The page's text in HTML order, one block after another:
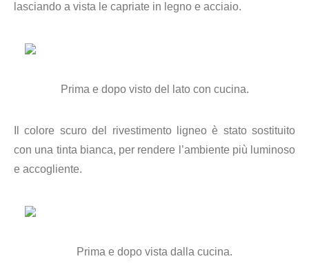
lasciando a vista le capriate in legno e acciaio.
Prima e dopo visto del lato con cucina.
Il colore scuro del rivestimento ligneo è stato sostituito
con una tinta bianca, per rendere l’ambiente più luminoso
e accogliente.
Prima e dopo vista dalla cucina.